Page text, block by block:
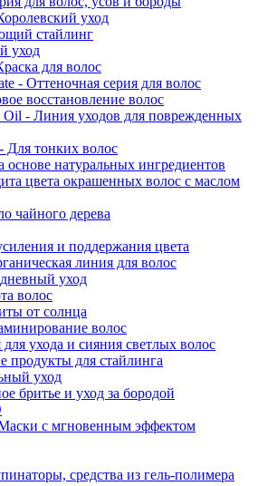
уход
стайлинг
уход
для волос
- Оттеночная серия для волос
восстановление волос
- Линия уходов для поврежденных
Для тонких волос
натуральных ингредиентов
цвета окрашенных волос с маслом
чайного дерева
и поддержания цвета
линия для волос
уход
волос
от солнца
волос
ухода и сияния светлых волос
продукты для стайлинга
уход
бритье и уход за бородой
с мгновенным эффектом
средства из гель-полимера